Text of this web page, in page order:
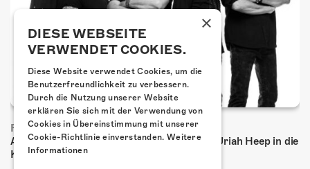
FRISCH BESTÄTIGT: URIAH HEEP
Am Sonntag, 15. November 2026 kommen Uriah Heep in die
Kulturfabrik Kofmehl!
×
DIESE WEBSEITE
VERWENDET COOKIES.
Diese Website verwendet Cookies, um die
Benutzerfreundlichkeit zu verbessern.
Durch die Nutzung unserer Website
erklären Sie sich mit der Verwendung von
Cookies in Übereinstimmung mit unserer
Cookie-Richtlinie einverstanden. Weitere
Informationen